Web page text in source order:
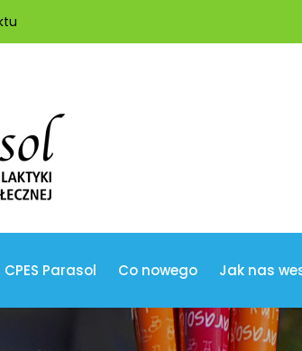
CPES Parasol Co nowego Jak nas